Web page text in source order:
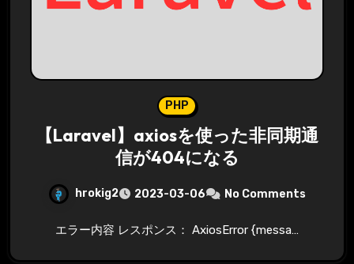
PHP
【Laravel】axiosを使った非同期通
信が404になる
hrokig2 2023-03-06 No Comments
エラー内容 レスポンス： AxiosError {messa…